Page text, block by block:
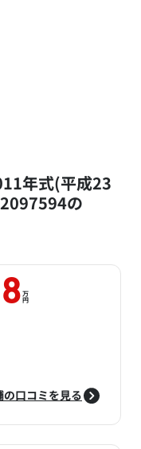
年式(平成23
の
万
円
の口コミを見る